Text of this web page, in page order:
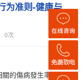
为准则-健康与
0次
的傷病發生率外，安